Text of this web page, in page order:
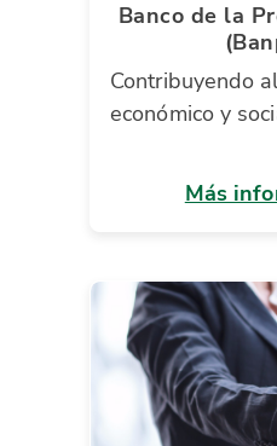
Banco de la
Contribuyendo
económico y
Más